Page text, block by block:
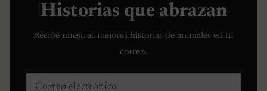
Historias que abrazan
Recibe nuestras mejores historias de animales en tu
correo.
Correo electrónico